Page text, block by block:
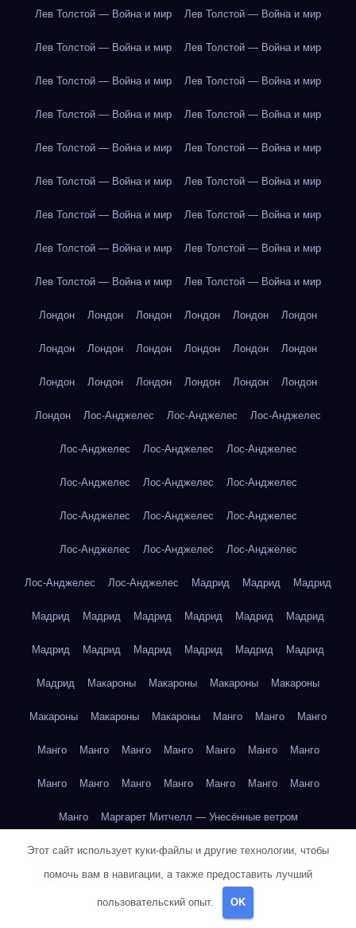
Лев Толстой — Война и мир Лев Толстой — Война и мир
Лев Толстой — Война и мир Лев Толстой — Война и мир
Лев Толстой — Война и мир Лев Толстой — Война и мир
Лев Толстой — Война и мир Лев Толстой — Война и мир
Лев Толстой — Война и мир Лев Толстой — Война и мир
Лев Толстой — Война и мир Лев Толстой — Война и мир
Лев Толстой — Война и мир Лев Толстой — Война и мир
Лев Толстой — Война и мир Лев Толстой — Война и мир
Лев Толстой — Война и мир Лев Толстой — Война и мир
Лондон Лондон Лондон Лондон Лондон Лондон
Лондон Лондон Лондон Лондон Лондон Лондон
Лондон Лондон Лондон Лондон Лондон Лондон
Лондон Лос-Анджелес Лос-Анджелес Лос-Анджелес
Лос-Анджелес Лос-Анджелес Лос-Анджелес
Лос-Анджелес Лос-Анджелес Лос-Анджелес
Лос-Анджелес Лос-Анджелес Лос-Анджелес
Лос-Анджелес Лос-Анджелес Лос-Анджелес
Лос-Анджелес Лос-Анджелес Мадрид Мадрид Мадрид
Мадрид Мадрид Мадрид Мадрид Мадрид Мадрид
Мадрид Мадрид Мадрид Мадрид Мадрид Мадрид
Мадрид Макароны Макароны Макароны Макароны
Макароны Макароны Макароны Манго Манго Манго
Манго Манго Манго Манго Манго Манго Манго
Манго Манго Манго Манго Манго Манго Манго
Манго Маргарет Митчелл — Унесённые ветром
Марк Твен — Приключения Тома Сойера
Марк Твен — Приключения Тома Сойера
Марк Твен — Приключения Тома Сойера
Этот сайт использует куки-файлы и другие технологии, чтобы
помочь вам в навигации, а также предоставить лучший
пользовательский опыт. OK